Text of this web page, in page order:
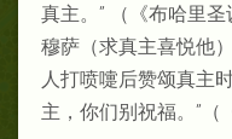
真主。” （《布哈里
穆萨（求真主喜悦他
人打喷嚏后赞颂真主
主，你们别祝福。”（